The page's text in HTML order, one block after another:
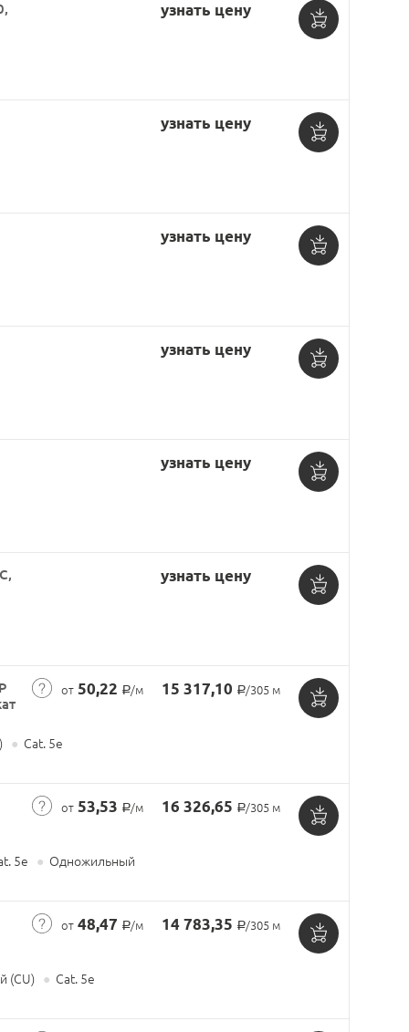
узнать цену
узнать цену
узнать цену
узнать цену
узнать цену
узнать цену
от 50,22 Р/м 15 317,10 Р/305 м
● Cat. 5e
от 53,53 Р/м 16 326,65 Р/305 м
5e ● Одножильный
от 48,47 Р/м 14 783,35 Р/305 м
(CU) ● Cat. 5e